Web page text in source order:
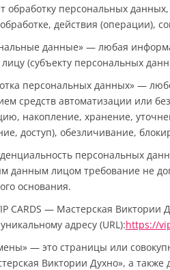
обработку персональных
действия (операции),
данные» — любая
(субъекту персональных
персональных данных» —
средств автоматизации или
накопление, хранение,
доступ), обезличивание,
персональных
данным лицом требование не
основания.
CARDS — Мастерская
адресу (URL):https://
— это страницы или
Виктории Духно», а